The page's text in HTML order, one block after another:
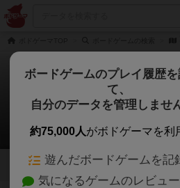
プロジェクトテ
0件の戦略や
4 1
ボードゲームのプレイ履歴を
て、
自分のデータを管理しませ
約75,000人がボドゲーマを利
遊んだボードゲームを記
気になるゲームのレビュ